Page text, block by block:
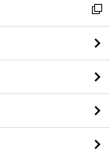
閉
る
新
し
い
ウ
ィ
ン
ド
ウ
で